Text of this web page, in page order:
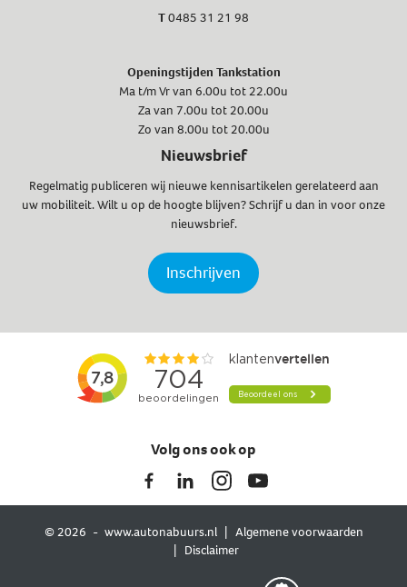
T0485 31 21 98
Openingstijden Tankstation
Ma t/m Vr van 6.00u tot 22.00u
Za van 7.00u tot 20.00u
Zo van 8.00u tot 20.00u
Nieuwsbrief
Regelmatig publiceren wij nieuwe kennisartikelen gerelateerd aan
uw mobiliteit. Wilt u op de hoogte blijven? Schrijf u dan in voor onze
nieuwsbrief.
Inschrijven
Volg ons ook op
© 2026 www.autonabuurs.nl
Algemene voorwaarden
Disclaimer